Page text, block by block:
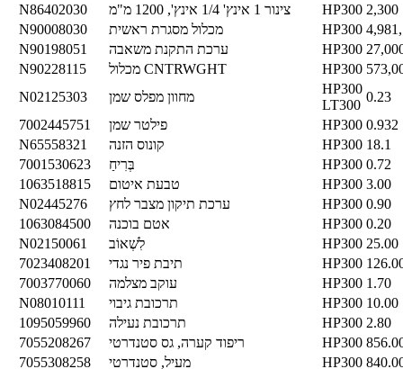
N86402030
צינור 1 אינץ' 1/4 אינץ', 1200 מ"מ HP300 2,300
N90008030
מכלול מסגרת ראשית HP300
N90198051
ערכת התקנת משאבה HP300
N90228115
מכלול CNTRWGHT HP300
N02125303
מחוון מפלס שמן
HP300
LT300
0.23
7002445751
פילטר שמן HP300 0.932
N65558321
קונוס הזנה HP300 18.1
7001530623
בְּרִיחַ HP300 0.72
1063518815
טבעת איטום HP300 3.00
N02445276
ערכת תיקון מצבר לחץ HP300 0.90
1063084500
אטם בוכנה HP300 0.20
N02150061
לִשְׁאוֹב HP300 25.00
7023408201
תיבת פיר נגדי HP300
7003770060
עוקב מצלמה HP300 1.70
N08010111
תרכובת גיבוי HP300 10.00
1095059960
תרכובת נעילה HP300 2.80
7055208267
ריפוד קערה, גס סטנדרטי HP300
7055308258
מעיל, סטנדרטי HP300